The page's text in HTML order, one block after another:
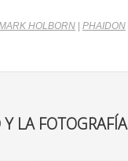
HOLBORN PHAIDON
Y LA FOTOGRAFÍA